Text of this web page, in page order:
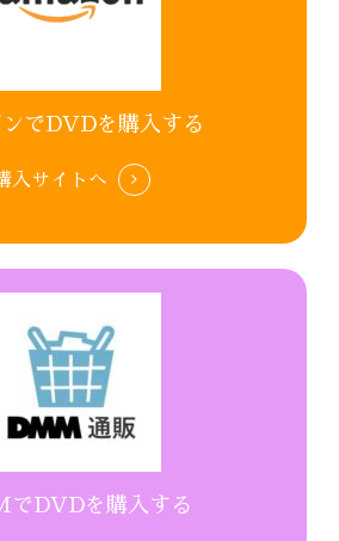
ンでDVDを購入する
入サイトへ
でDVDを購入する